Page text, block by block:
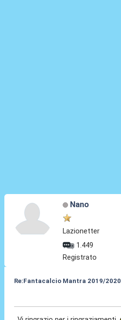
Nano
Lazionetter
1.449
Registrato
Re:Fantacalcio Mantra 2019/2020